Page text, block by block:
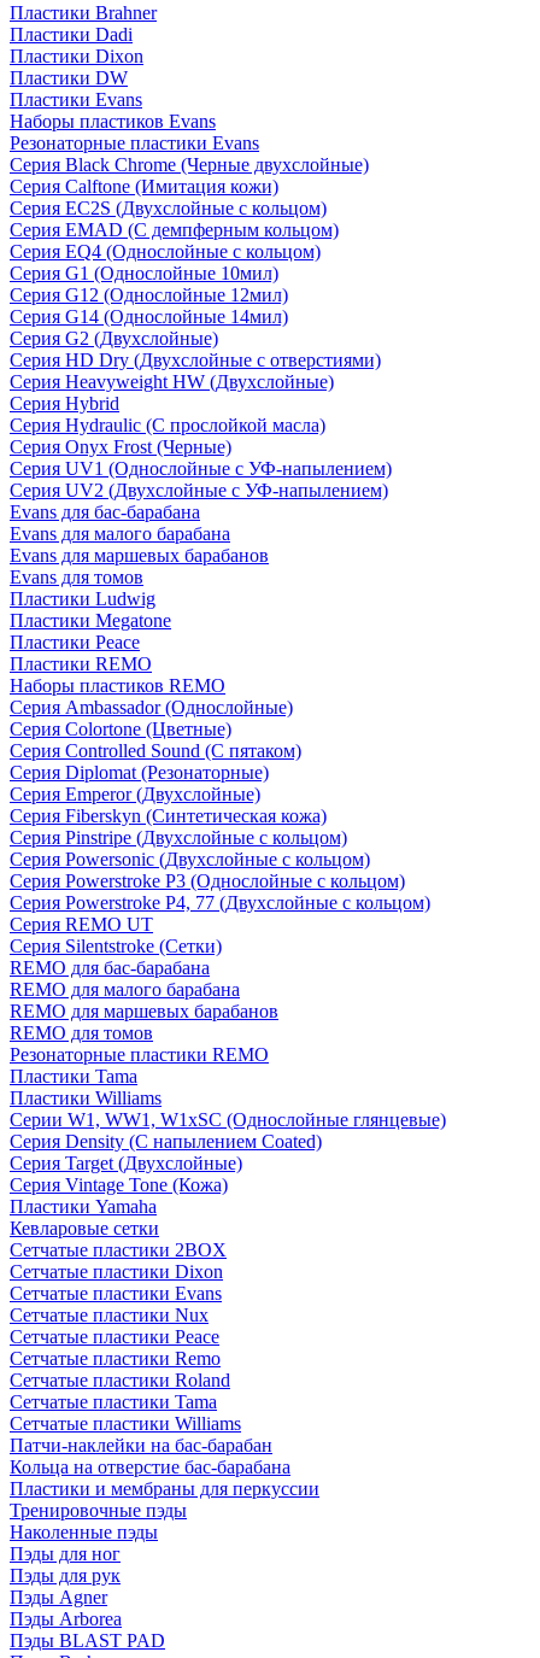
Пластики Brahner
Пластики Dadi
Пластики Dixon
Пластики DW
Пластики Evans
Наборы пластиков Evans
Резонаторные пластики Evans
Серия Black Chrome (Черные двухслойные)
Серия Calftone (Имитация кожи)
Серия EC2S (Двухслойные с кольцом)
Серия EMAD (С демпферным кольцом)
Серия EQ4 (Однослойные с кольцом)
Серия G1 (Однослойные 10мил)
Серия G12 (Однослойные 12мил)
Серия G14 (Однослойные 14мил)
Серия G2 (Двухслойные)
Серия HD Dry (Двухслойные с отверстиями)
Серия Heavyweight HW (Двухслойные)
Серия Hybrid
Серия Hydraulic (С прослойкой масла)
Серия Onyx Frost (Черные)
Серия UV1 (Однослойные с УФ-напылением)
Серия UV2 (Двухслойные с УФ-напылением)
Evans для бас-барабана
Evans для малого барабана
Evans для маршевых барабанов
Evans для томов
Пластики Ludwig
Пластики Megatone
Пластики Peace
Пластики REMO
Наборы пластиков REMO
Серия Ambassador (Однослойные)
Серия Colortone (Цветные)
Серия Controlled Sound (С пятаком)
Серия Diplomat (Резонаторные)
Серия Emperor (Двухслойные)
Серия Fiberskyn (Синтетическая кожа)
Серия Pinstripe (Двухслойные с кольцом)
Серия Powersonic (Двухслойные с кольцом)
Серия Powerstroke P3 (Однослойные с кольцом)
Серия Powerstroke P4, 77 (Двухслойные с кольцом)
Серия REMO UT
Серия Silentstroke (Сетки)
REMO для бас-барабана
REMO для малого барабана
REMO для маршевых барабанов
REMO для томов
Резонаторные пластики REMO
Пластики Tama
Пластики Williams
Серии W1, WW1, W1xSC (Однослойные глянцевые)
Серия Density (C напылением Coated)
Серия Target (Двухслойные)
Серия Vintage Tone (Кожа)
Пластики Yamaha
Кевларовые сетки
Сетчатые пластики 2BOX
Сетчатые пластики Dixon
Сетчатые пластики Evans
Сетчатые пластики Nux
Сетчатые пластики Peace
Сетчатые пластики Remo
Сетчатые пластики Roland
Сетчатые пластики Tama
Сетчатые пластики Williams
Патчи-наклейки на бас-барабан
Кольца на отверстие бас-барабана
Пластики и мембраны для перкуссии
Тренировочные пэды
Наколенные пэды
Пэды для ног
Пэды для рук
Пэды Agner
Пэды Arborea
Пэды BLAST PAD